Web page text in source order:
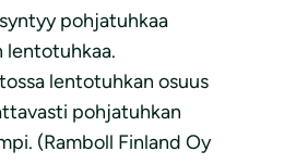
pohjatuhkaa
lentotuhkaa.
lentotuhkan osuus
pohjatuhkan
(Ramboll Finland Oy